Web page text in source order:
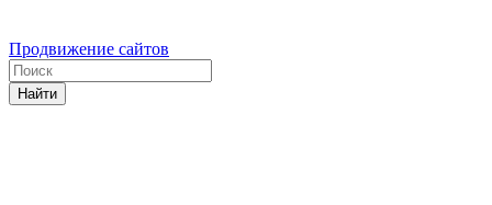
Продвижение сайтов
Найти